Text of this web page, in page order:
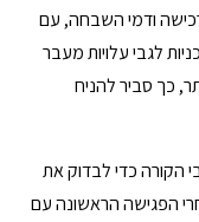
רכישה ודמי השבחה, עם
לגבי עלויות מעבר
כך סביר להניח
הקורה כדי לבדוק את
הפגישה הראשונה עם